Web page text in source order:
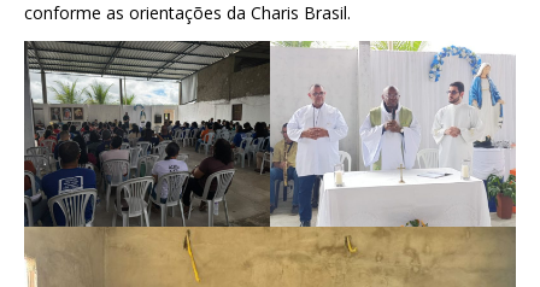
conforme as orientações da Charis Brasil.